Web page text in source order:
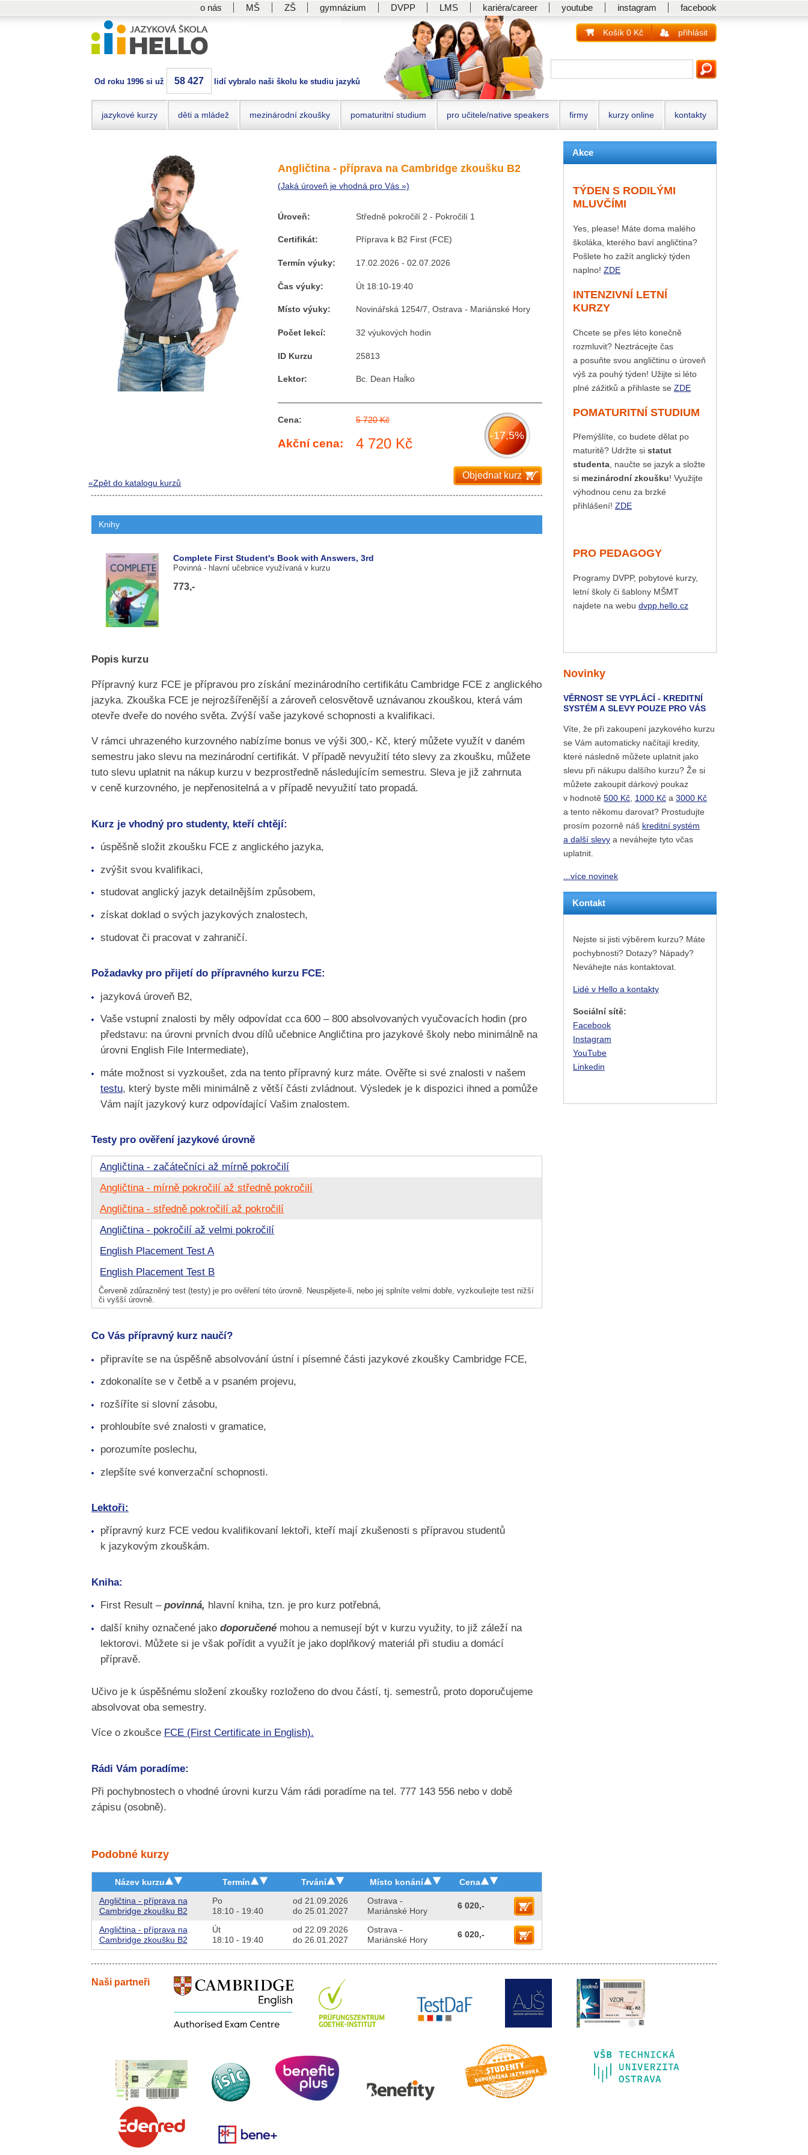
o nás MŠ ZŠ gymnázium DVPP LMS kariéra/career youtube instagram facebook
Od roku 1996 si už 58 427 lidí vybralo naši školu ke studiu jazyků
Košík 0 Kč přihlásit
jazykové kurzy děti a mládež mezinárodní zkoušky pomaturitní studium pro učitele/native speakers firmy kurzy online kontakty
Angličtina - příprava na Cambridge zkoušku B2
(Jaká úroveň je vhodná pro Vás »)
Úroveň: Středně pokročilí 2 - Pokročilí 1
Certifikát: Příprava k B2 First (FCE)
Termín výuky: 17.02.2026 - 02.07.2026
Čas výuky: Út 18:10-19:40
Místo výuky: Novinářská 1254/7, Ostrava - Mariánské Hory
Počet lekcí: 32 výukových hodin
ID Kurzu 25813
Lektor: Bc. Dean Haĺko
-17,5%
Cena: 5 720 Kč
Akční cena: 4 720 Kč
«Zpět do katalogu kurzů
Objednat kurz
Knihy
Complete First Student's Book with Answers, 3rd
Povinná - hlavní učebnice využívaná v kurzu
773,-
Popis kurzu
Přípravný kurz FCE je přípravou pro získání mezinárodního certifikátu Cambridge FCE z anglického
jazyka. Zkouška FCE je nejrozšířenější a zároveň celosvětově uznávanou zkouškou, která vám
otevře dveře do nového světa. Zvýší vaše jazykové schopnosti a kvalifikaci.
V rámci uhrazeného kurzovného nabízíme bonus ve výši 300,- Kč, který můžete využít v daném
semestru jako slevu na mezinárodní certifikát. V případě nevyužití této slevy za zkoušku, můžete
tuto slevu uplatnit na nákup kurzu v bezprostředně následujícím semestru. Sleva je již zahrnuta
v ceně kurzovného, je nepřenositelná a v případě nevyužití tato propadá.
Kurz je vhodný pro studenty, kteří chtějí:
úspěšně složit zkoušku FCE z anglického jazyka,
zvýšit svou kvalifikaci,
studovat anglický jazyk detailnějším způsobem,
získat doklad o svých jazykových znalostech,
studovat či pracovat v zahraničí.
Požadavky pro přijetí do přípravného kurzu FCE:
jazyková úroveň B2,
Vaše vstupní znalosti by měly odpovídat cca 600 – 800 absolvovaných vyučovacích hodin (pro
představu: na úrovni prvních dvou dílů učebnice Angličtina pro jazykové školy nebo minimálně na
úrovni English File Intermediate),
máte možnost si vyzkoušet, zda na tento přípravný kurz máte. Ověřte si své znalosti v našem
testu, který byste měli minimálně z větší části zvládnout. Výsledek je k dispozici ihned a pomůže
Vám najít jazykový kurz odpovídající Vašim znalostem.
Testy pro ověření jazykové úrovně
Angličtina - začátečníci až mírně pokročilí
Angličtina - mírně pokročilí až středně pokročilí
Angličtina - středně pokročilí až pokročilí
Angličtina - pokročilí až velmi pokročilí
English Placement Test A
English Placement Test B
Červeně zdůrazněný test (testy) je pro ověření této úrovně. Neuspějete-li, nebo jej splníte velmi dobře, vyzkoušejte test nižší
či vyšší úrovně.
Co Vás přípravný kurz naučí?
připravíte se na úspěšně absolvování ústní i písemné části jazykové zkoušky Cambridge FCE,
zdokonalíte se v četbě a v psaném projevu,
rozšíříte si slovní zásobu,
prohloubíte své znalosti v gramatice,
porozumíte poslechu,
zlepšíte své konverzační schopnosti.
Lektoři:
přípravný kurz FCE vedou kvalifikovaní lektoři, kteří mají zkušenosti s přípravou studentů
k jazykovým zkouškám.
Kniha:
First Result – povinná, hlavní kniha, tzn. je pro kurz potřebná,
další knihy označené jako doporučené mohou a nemusejí být v kurzu využity, to již záleží na
lektorovi. Můžete si je však pořídit a využít je jako doplňkový materiál při studiu a domácí
přípravě.
Učivo je k úspěšnému složení zkoušky rozloženo do dvou částí, tj. semestrů, proto doporučujeme
absolvovat oba semestry.
Více o zkoušce FCE (First Certificate in English).
Rádi Vám poradíme:
Při pochybnostech o vhodné úrovni kurzu Vám rádi poradíme na tel. 777 143 556 nebo v době
zápisu (osobně).
Podobné kurzy
Název kurzu Termín Trvání Místo konání
Cena
Angličtina - příprava na
Cambridge zkoušku B2
Po
18:10 - 19:40
od 21.09.2026
do 25.01.2027
Ostrava -
Mariánské Hory
6 020,-
Angličtina - příprava na
Cambridge zkoušku B2
Út
18:10 - 19:40
od 22.09.2026
do 26.01.2027
Ostrava -
Mariánské Hory
6 020,-
Akce
TÝDEN S RODILÝMI
MLUVČÍMI
Yes, please! Máte doma malého
školáka, kterého baví angličtina?
Pošlete ho zažít anglický týden
naplno! ZDE
INTENZIVNÍ LETNÍ
KURZY
Chcete se přes léto konečně
rozmluvit? Neztrácejte čas
a posuňte svou angličtinu o úroveň
výš za pouhý týden! Užijte si léto
plné zážitků a přihlaste se ZDE
POMATURITNÍ STUDIUM
Přemýšlíte, co budete dělat po
maturitě? Udržte si statut
studenta, naučte se jazyk a složte
si mezinárodní zkoušku! Využijte
výhodnou cenu za brzké
přihlášení! ZDE
PRO PEDAGOGY
Programy DVPP, pobytové kurzy,
letní školy či šablony MŠMT
najdete na webu dvpp.hello.cz
Novinky
VĚRNOST SE VYPLÁCÍ - KREDITNÍ
SYSTÉM A SLEVY POUZE PRO VÁS
Víte, že při zakoupení jazykového kurzu
se Vám automaticky načítají kredity,
které následně můžete uplatnit jako
slevu při nákupu dalšího kurzu? Že si
můžete zakoupit dárkový poukaz
v hodnotě 500 Kč, 1000 Kč a 3000 Kč
a tento někomu darovat? Prostudujte
prosím pozorně náš kreditní systém
a další slevy a neváhejte tyto včas
uplatnit.
...více novinek
Kontakt
Nejste si jisti výběrem kurzu? Máte
pochybnosti? Dotazy? Nápady?
Neváhejte nás kontaktovat.
Lidé v Hello a kontakty
Sociální sítě:
Facebook
Instagram
YouTube
Linkedin
Naši partneři